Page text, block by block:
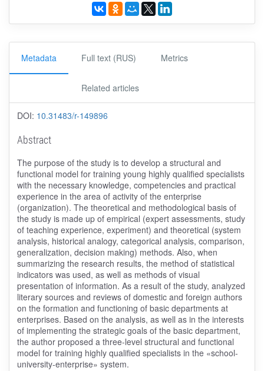
Metadata Full text (RUS) Metrics
Related articles
DOI: 10.31483/r-149896
Abstract
The purpose of the study is to develop a structural and
functional model for training young highly qualified specialists
with the necessary knowledge, competencies and practical
experience in the area of activity of the enterprise
(organization). The theoretical and methodological basis of
the study is made up of empirical (expert assessments, study
of teaching experience, experiment) and theoretical (system
analysis, historical analogy, categorical analysis, comparison,
generalization, decision making) methods. Also, when
summarizing the research results, the method of statistical
indicators was used, as well as methods of visual
presentation of information. As a result of the study, analyzed
literary sources and reviews of domestic and foreign authors
on the formation and functioning of basic departments at
enterprises. Based on the analysis, as well as in the interests
of implementing the strategic goals of the basic department,
the author proposed a three-level structural and functional
model for training highly qualified specialists in the «school-
university-enterprise» system.